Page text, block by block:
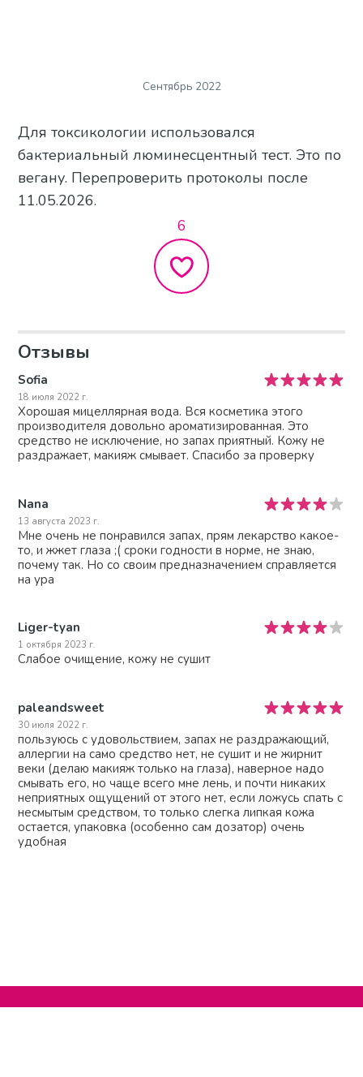
Сентябрь 2022
Для токсикологии использовался
бактериальный люминесцентный тест. Это по
вегану. Перепроверить протоколы после
11.05.2026.
6
Отзывы
Sofia
18 июля 2022 г.
Хорошая мицеллярная вода. Вся косметика этого
производителя довольно ароматизированная. Это
средство не исключение, но запах приятный. Кожу не
раздражает, макияж смывает. Спасибо за проверку
Nana
13 августа 2023 г.
Мне очень не понравился запах, прям лекарство какое-
то, и жжет глаза ;( сроки годности в норме, не знаю,
почему так. Но со своим предназначением справляется
на ура
Liger-tyan
1 октября 2023 г.
Слабое очищение, кожу не сушит
paleandsweet
30 июля 2022 г.
пользуюсь с удовольствием, запах не раздражающий,
аллергии на само средство нет, не сушит и не жирнит
веки (делаю макияж только на глаза), наверное надо
смывать его, но чаще всего мне лень, и почти никаких
неприятных ощущений от этого нет, если ложусь спать с
несмытым средством, то только слегка липкая кожа
остается, упаковка (особенно сам дозатор) очень
удобная